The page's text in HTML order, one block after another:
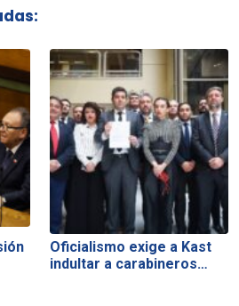
Oficialismo exige a Kast
indultar a carabineros…